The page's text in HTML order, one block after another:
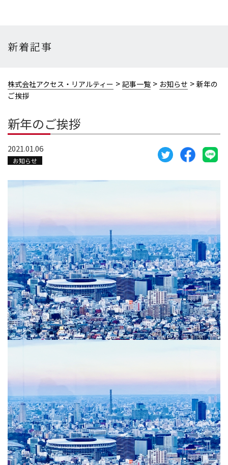
新着記事
株式会社アクセス・リアルティー > 記事一覧 > お知らせ > 新年の
ご挨拶
新年のご挨拶
2021.01.06
お知らせ